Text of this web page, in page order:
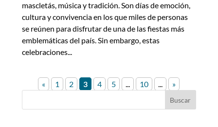
mascletás, música y tradición. Son días de emoción,
cultura y convivencia en los que miles de personas
se reúnen para disfrutar de una de las fiestas más
emblemáticas del país. Sin embargo, estas
celebraciones...
« 1 2 3 4 5 ... 10 ... »
Buscar